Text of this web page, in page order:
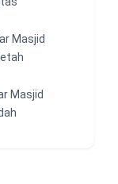
Masjid
Masjid